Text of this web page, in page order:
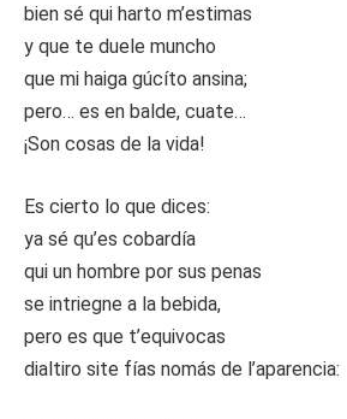
bien sé qui harto m’estimas
y que te duele muncho
que mi haiga gúcíto ansina;
pero… es en balde, cuate…
¡Son cosas de la vida!
Es cierto lo que dices:
ya sé qu’es cobardía
qui un hombre por sus penas
se intriegne a la bebida,
pero es que t’equivocas
dialtiro site fías nomás de l’aparencia: